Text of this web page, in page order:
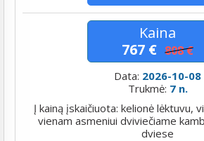
Kaina
767 € 808 €
Data: 2026-10-08
Trukmė: 7 n.
Į kainą įskaičiuota: kelionė lėktuvu,
vienam asmeniui dviviečiame
dviese